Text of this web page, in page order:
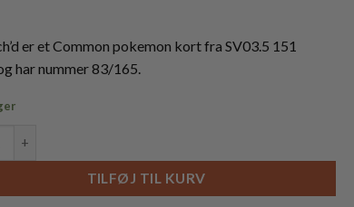
er et Common pokemon kort fra SV03.5 151
har nummer 83/165.
TILFØJ TIL KURV